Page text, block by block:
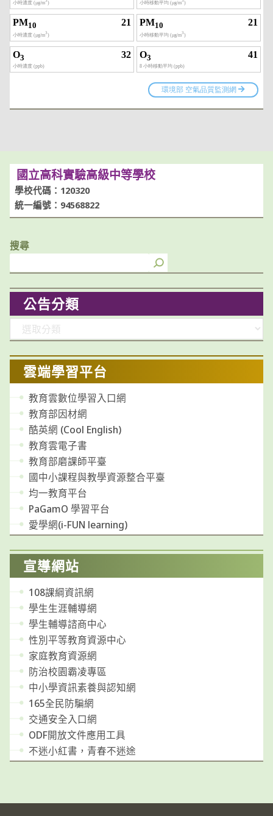
國立高科實驗高級中等學校
學校代碼：120320
統一編號：94568822
搜尋
公告分類
類
雲端學習平台
教育雲數位學習入口網
教育部因材網
酷英網 (Cool English)
教育雲電子書
教育部磨課師平臺
國中小課程與教學資源整合平臺
均一教育平台
PaGamO 學習平台
愛學網(i-FUN learning)
宣導網站
108課綱資訊網
學生生涯輔導網
學生輔導諮商中心
性別平等教育資源中心
家庭教育資源網
防治校園霸凌專區
中小學資訊素養與認知網
165全民防騙網
交通安全入口網
ODF開放文件應用工具
不迷小紅書，青春不迷途